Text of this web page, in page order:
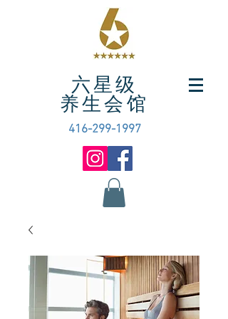
六星级
养生会馆
416-299-1997